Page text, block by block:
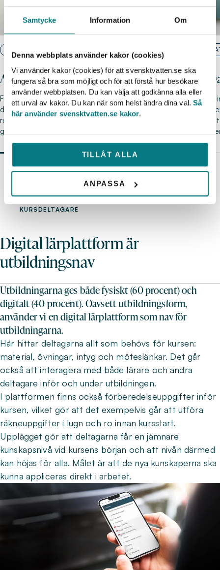
Samtycke Information Om
Denna webbplats använder kakor (cookies)
Vi använder kakor (cookies) för att svensktvatten.se ska
fungera så bra som möjligt och för att förstå hur besökare
använder webbplatsen. Du kan välja att godkänna alla eller
ett urval av kakor. Du kan när som helst ändra dina val.Så
här använder svensktvatten.se kakor.
TILLÅT ALLA
ANPASSA
Avloppsteknik Diplom
Fördjupa dina kunskaper i avloppsteknik med vår
diplomkurs. Du lär dig om de olika
reningsteknikerna, provtagning och styrning. Du
gör också många uppgifter på…
Fördjupa
har
Sakligt, bra föreläsare, tydligt.
Fem stjärnor!
KURSDELTAGARE
Digital lärplattform är
utbildningsnav
Utbildningarna ges både fysiskt (60 procent) och
digitalt (40 procent). Oavsett utbildningsform,
använder vi en digital lärplattform som nav för
utbildningarna.
Här hittar deltagarna allt som behövs för kursen:
material, övningar, intyg och möteslänkar. Det går
också att interagera med både lärare och andra
deltagare inför och under utbildningen.
I plattformen finns också förberedelseuppgifter inför
kursen, vilket gör att det exempelvis går att utföra
räkneuppgifter i lugn och ro innan kursstart.
Upplägget gör att deltagarna får en jämnare
kunskapsnivå vid kursens början och att nivån därmed
kan höjas för alla. Målet är att de nya kunskaperna ska
kunna appliceras direkt i arbetet.